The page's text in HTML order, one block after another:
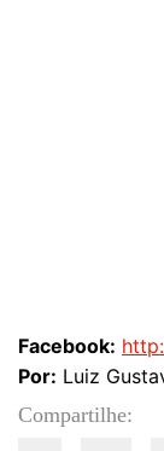
Facebook:
Por: Luiz
Compartilhe: